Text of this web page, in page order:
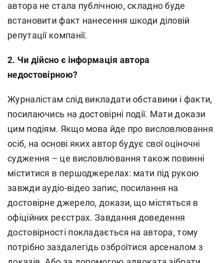
автора не стала публічною, складно буде
встановити факт нанесення шкоди діловій
репутації компанії.
2. Чи дійсно є інформація автора
недостовірною?
Журналістам слід викладати обставини і факти,
посилаючись на достовірні події. Мати докази
цим подіям. Якщо мова йде про висловлювання
осіб, на основі яких автор будує свої оціночні
судження – це висловлювання також повинні
міститися в першоджерелах: мати під рукою
завжди аудіо-відео запис, посилання на
достовірне джерело, докази, що містяться в
офіційних реєстрах. Завдання доведення
достовірності покладається на автора, тому
потрібно заздалегідь озброїтися арсеналом з